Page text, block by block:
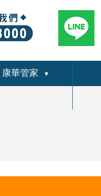
康華管家 ▼